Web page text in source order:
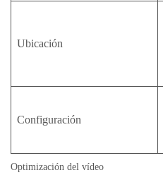
Ubicación
Configuración
Optimización del vídeo